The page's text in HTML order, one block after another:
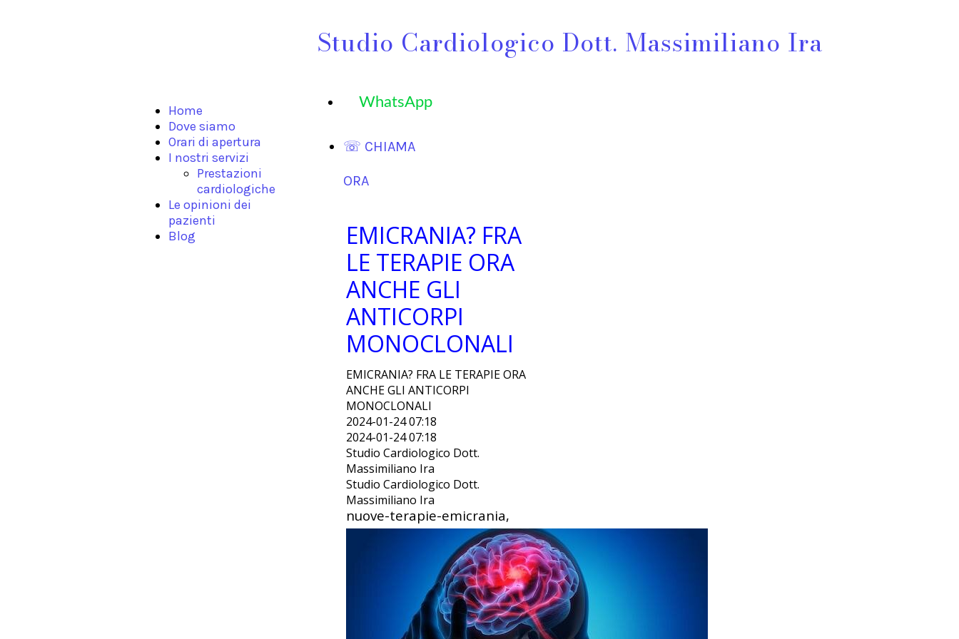
Studio Cardiologico Dott. Massimiliano Ira
WhatsApp
Home
Dove siamo
Orari di apertura
I nostri servizi
Prestazioni
cardiologiche
Le opinioni dei
pazienti
Blog
☏ CHIAMA
ORA
EMICRANIA? FRA
LE TERAPIE ORA
ANCHE GLI
ANTICORPI
MONOCLONALI
EMICRANIA? FRA LE TERAPIE ORA
ANCHE GLI ANTICORPI
MONOCLONALI
2024-01-24 07:18
2024-01-24 07:18
Studio Cardiologico Dott.
Massimiliano Ira
Studio Cardiologico Dott.
Massimiliano Ira
nuove-terapie-emicrania,